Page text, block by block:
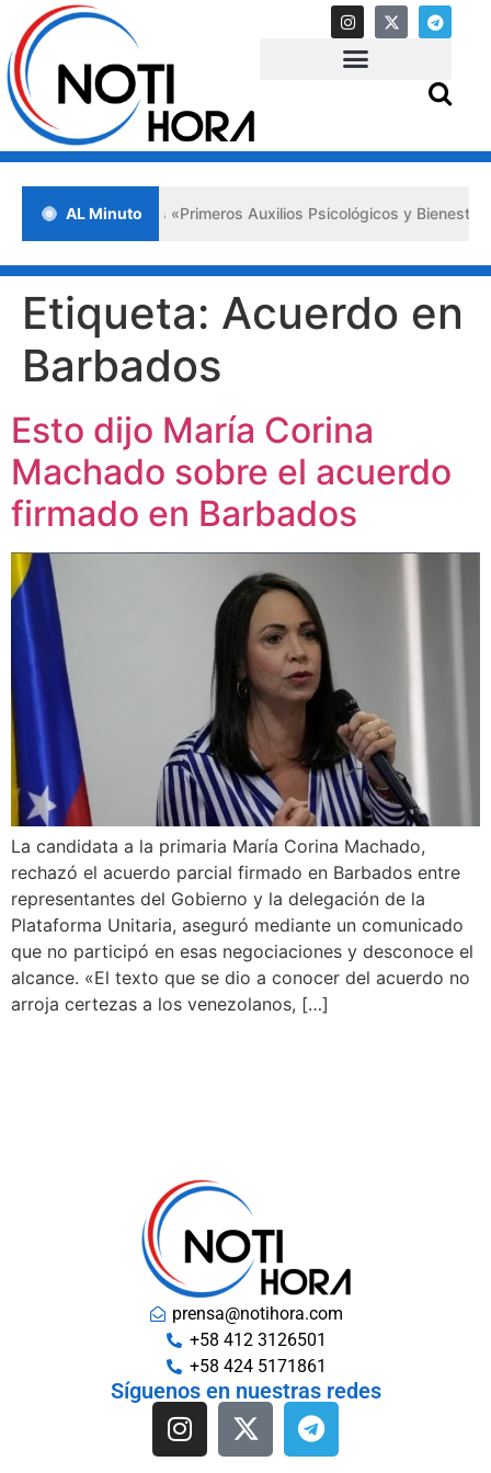
AL Minuto
en Lara impulsa los «Primeros Auxilios Psicológicos y Bienestar
Etiqueta: Acuerdo en
Barbados
Esto dijo María Corina
Machado sobre el acuerdo
firmado en Barbados
La candidata a la primaria María Corina Machado,
rechazó el acuerdo parcial firmado en Barbados entre
representantes del Gobierno y la delegación de la
Plataforma Unitaria, aseguró mediante un comunicado
que no participó en esas negociaciones y desconoce el
alcance. «El texto que se dio a conocer del acuerdo no
arroja certezas a los venezolanos, […]
prensa@notihora.com
+58 412 3126501
+58 424 5171861
Síguenos en nuestras redes